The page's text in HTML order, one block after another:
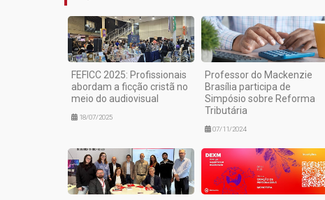
FEFICC 2025: Profissionais
abordam a ficção cristã no
meio do audiovisual
18/07/2025
Professor do Mackenzie
Brasília participa de
Simpósio sobre Reforma
Tributária
07/11/2024